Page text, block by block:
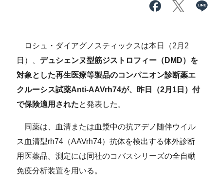
ロシュ・ダイアグノスティックスは本日（2月2
日）、 デュシェンヌ型筋ジストロフィー（DMD）を
対象とした再生医療等製品のコンパニオン診断薬エ
クルーシス試薬Anti-AAVrh74が、昨日（2月1日）付
で保険適用されたと発表した。
同薬は、血清または血漿中の抗アデノ随伴ウイル
ス血清型rh74（AAVrh74）抗体を検出する体外診断
用医薬品。測定には同社のコバスシリーズの全自動
免疫分析装置を用いる。